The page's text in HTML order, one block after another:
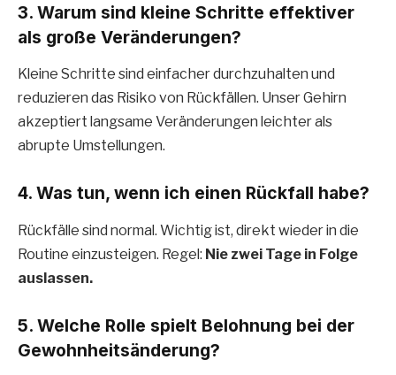
3. Warum sind kleine Schritte effektiver
als große Veränderungen?
Kleine Schritte sind einfacher durchzuhalten und
reduzieren das Risiko von Rückfällen. Unser Gehirn
akzeptiert langsame Veränderungen leichter als
abrupte Umstellungen.
4. Was tun, wenn ich einen Rückfall habe?
Rückfälle sind normal. Wichtig ist, direkt wieder in die
Routine einzusteigen. Regel: Nie zwei Tage in Folge
auslassen.
5. Welche Rolle spielt Belohnung bei der
Gewohnheitsänderung?